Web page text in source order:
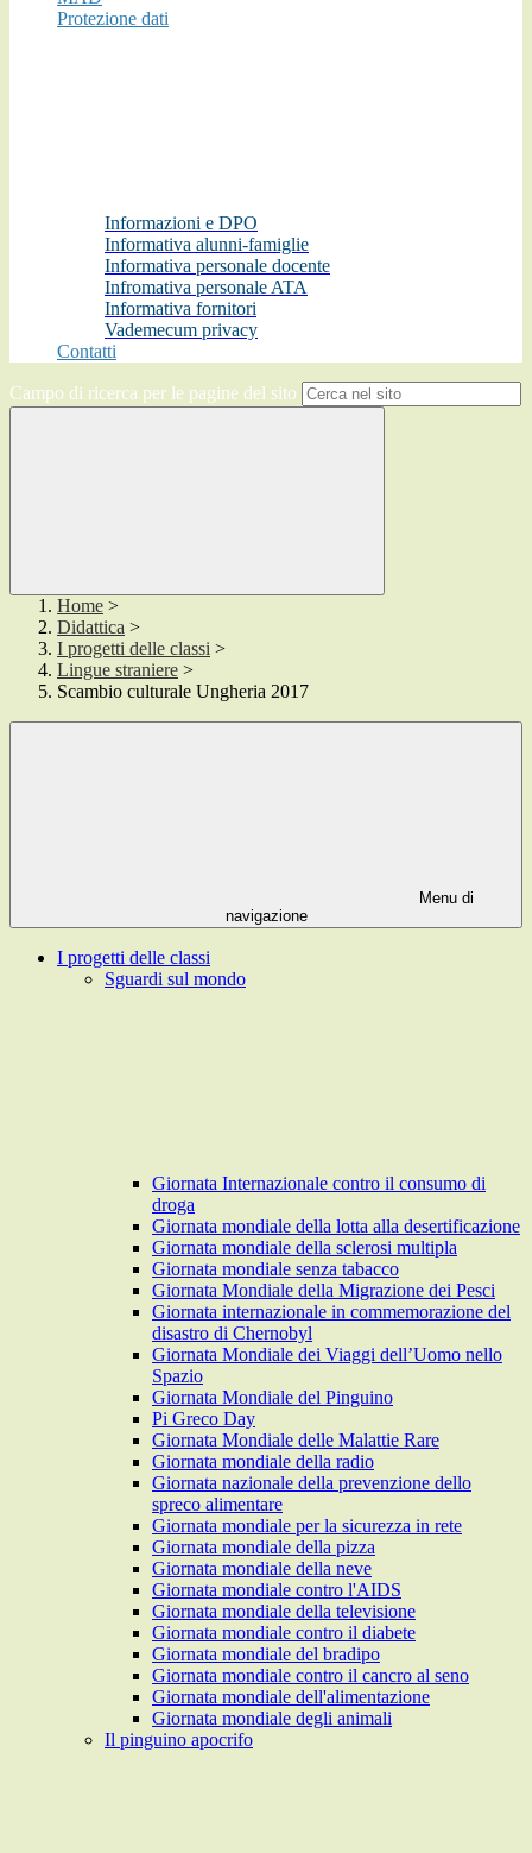
Protezione dati
Informazioni e DPO
Informativa alunni-famiglie
Informativa personale docente
Infromativa personale ATA
Informativa fornitori
Vademecum privacy
Contatti
Campo di ricerca per le pagine del sito
Home >
Didattica >
I progetti delle classi >
Lingue straniere >
Scambio culturale Ungheria 2017
Menu di
navigazione
I progetti delle classi
Sguardi sul mondo
Giornata Internazionale contro il consumo di
droga
Giornata mondiale della lotta alla desertificazione
Giornata mondiale della sclerosi multipla
Giornata mondiale senza tabacco
Giornata Mondiale della Migrazione dei Pesci
Giornata internazionale in commemorazione del
disastro di Chernobyl
Giornata Mondiale dei Viaggi dell’Uomo nello
Spazio
Giornata Mondiale del Pinguino
Pi Greco Day
Giornata Mondiale delle Malattie Rare
Giornata mondiale della radio
Giornata nazionale della prevenzione dello
spreco alimentare
Giornata mondiale per la sicurezza in rete
Giornata mondiale della pizza
Giornata mondiale della neve
Giornata mondiale contro l'AIDS
Giornata mondiale della televisione
Giornata mondiale contro il diabete
Giornata mondiale del bradipo
Giornata mondiale contro il cancro al seno
Giornata mondiale dell'alimentazione
Giornata mondiale degli animali
Il pinguino apocrifo